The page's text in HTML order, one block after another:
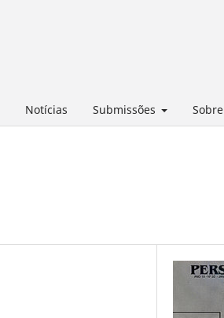
Notícias Submissões Sobre